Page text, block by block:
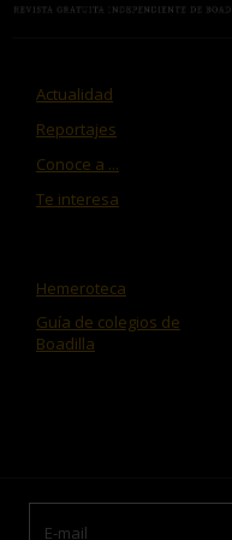
Actualidad
Reportajes
Conoce a ...
Te interesa
Hemeroteca
Guía de colegios de
Boadilla